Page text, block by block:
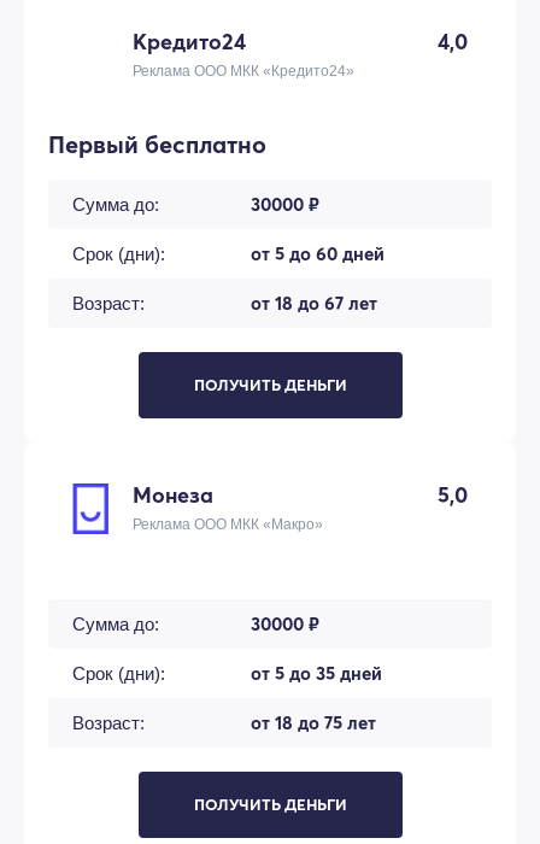
Кредито24 4,0
Реклама ООО МКК «Кредито24»
Первый бесплатно
Сумма до: 30000 ₽
Срок (дни): от 5 до 60 дней
Возраст: от 18 до 67 лет
ПОЛУЧИТЬ ДЕНЬГИ
Монеза 5,0
Реклама ООО МКК «Макро»
Сумма до: 30000 ₽
Срок (дни): от 5 до 35 дней
Возраст: от 18 до 75 лет
ПОЛУЧИТЬ ДЕНЬГИ